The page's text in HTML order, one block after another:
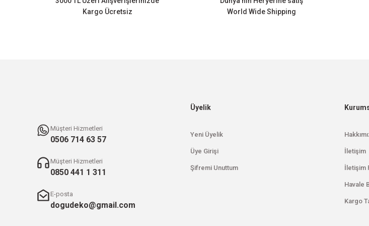
Bu ürüne benzer farklı alternatifler olmalı.
Kargo Ücretsiz
World Wide Shipping
Müşteri Hizmetleri
0506 714 63 57
Müşteri Hizmetleri
0850 441 1 311
E-posta
dogudeko@gmail.com
Üyelik
Yeni Üyelik
Üye Girişi
Şifremi Unuttum
İletişim
İletişim
Havale
Kargo